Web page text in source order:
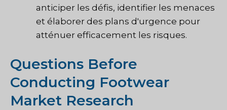
anticiper les défis, identifier les menaces
et élaborer des plans d'urgence pour
atténuer efficacement les risques.
Questions Before
Conducting Footwear
Market Research